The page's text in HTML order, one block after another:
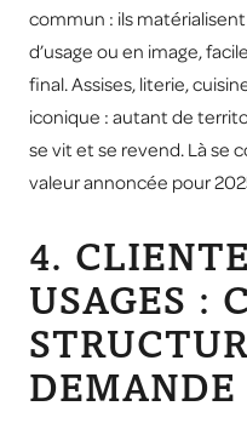
commun : ils
d’usage ou en image,
final. Assises, literie,
iconique : autant de
se vit et se revend. Là se
valeur annoncée pour
4.
USAGES :
DEMANDE